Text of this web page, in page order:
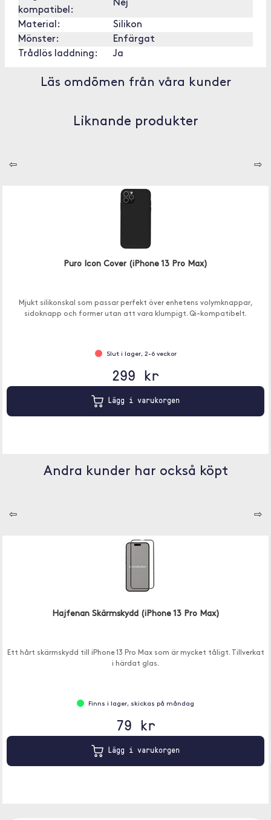
kompatibel:
Nej
Material:
Silikon
Mönster:
Enfärgat
Trådlös laddning:
Ja
Läs omdömen från våra kunder
Liknande produkter
⇦ ⇨
Puro Icon Cover (iPhone 13 Pro Max)
Mjukt silikonskal som passar perfekt över enhetens volymknappar,
sidoknapp och former utan att vara klumpigt. Qi-kompatibelt.
Slut i lager, 2-6 veckor
299 kr
Lägg i varukorgen
Andra kunder har också köpt
⇦ ⇨
Hajfenan Skärmskydd (iPhone 13 Pro Max)
Ett hårt skärmskydd till iPhone 13 Pro Max som är mycket tåligt. Tillverkat
i härdat glas.
Finns i lager, skickas på måndag
79 kr
Lägg i varukorgen